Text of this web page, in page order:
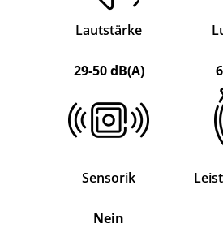
Lautstärke
29-50 dB(A)
Sensorik
Nein